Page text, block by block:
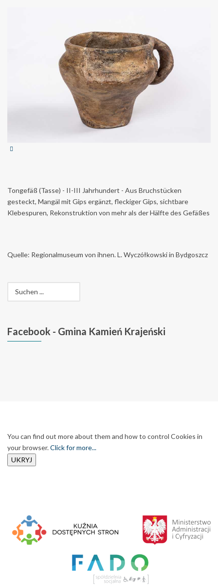
Tongefäß (Tasse) - II-III Jahrhundert - Aus Bruchstücken
gesteckt, Mangäl mit Gips ergänzt, fleckiger Gips, sichtbare
Klebespuren, Rekonstruktion von mehr als der Hälfte des Gefäßes
Quelle: Regionalmuseum von ihnen. L. Wyczółkowski in Bydgoszcz
Facebook - Gmina Kamień Krajeński
You can find out more about them and how to control Cookies in
your browser.Click for more...